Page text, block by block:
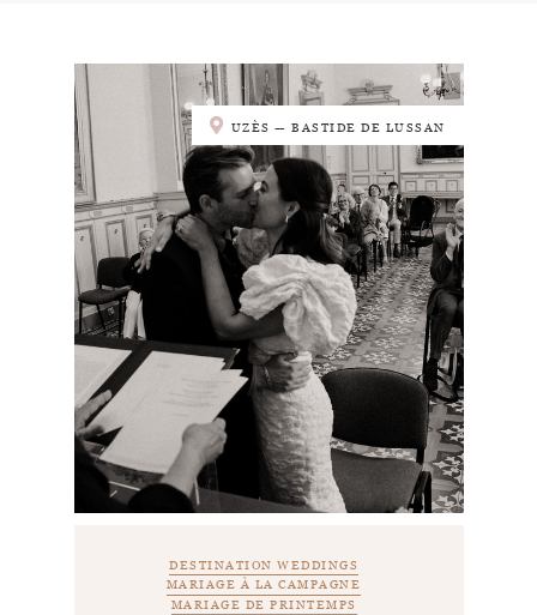
UZÈS — BASTIDE DE LUSSAN
DESTINATION WEDDINGS
MARIAGE À LA CAMPAGNE
MARIAGE DE PRINTEMPS